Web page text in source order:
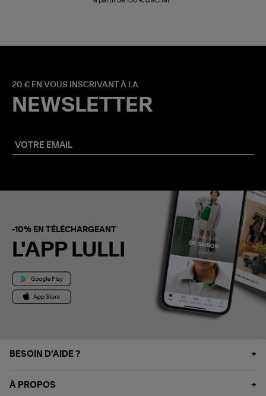
20 € EN VOUS INSCRIVANT À LA
NEWSLETTER
-10% EN TÉLÉCHARGEANT
L'APP LULLI
BESOIN D'AIDE ?
À PROPOS